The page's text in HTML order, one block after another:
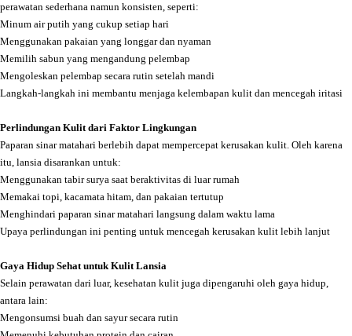
perawatan sederhana namun konsisten, seperti:
Minum air putih yang cukup setiap hari
Menggunakan pakaian yang longgar dan nyaman
Memilih sabun yang mengandung pelembap
Mengoleskan pelembap secara rutin setelah mandi
Langkah-langkah ini membantu menjaga kelembapan kulit dan mencegah iritasi
Perlindungan Kulit dari Faktor Lingkungan
Paparan sinar matahari berlebih dapat mempercepat kerusakan kulit. Oleh karena
itu, lansia disarankan untuk:
Menggunakan tabir surya saat beraktivitas di luar rumah
Memakai topi, kacamata hitam, dan pakaian tertutup
Menghindari paparan sinar matahari langsung dalam waktu lama
Upaya perlindungan ini penting untuk mencegah kerusakan kulit lebih lanjut
Gaya Hidup Sehat untuk Kulit Lansia
Selain perawatan dari luar, kesehatan kulit juga dipengaruhi oleh gaya hidup,
antara lain:
Mengonsumsi buah dan sayur secara rutin